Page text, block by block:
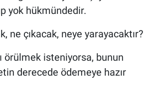
yok hükmündedir.
çıkacak, neye yarayacaktır?
örülmek isteniyorsa, bunun
derecede ödemeye hazır